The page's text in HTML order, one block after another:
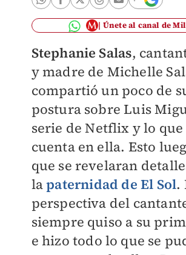
Únete al canal de
Stephanie Salas,
y madre de Michelle
compartió un poco de
postura sobre Luis
serie de Netflix y lo que
cuenta en ella. Esto
que se revelaran
lapaternidad de El Sol.
perspectiva del
siempre quiso a su
e hizo todo lo que se